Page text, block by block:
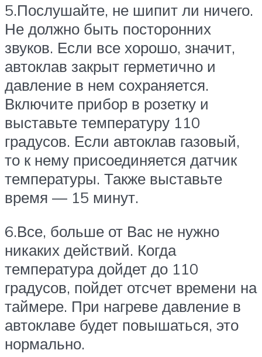
5.Послушайте, не шипит ли ничего.
Не должно быть посторонних
звуков. Если все хорошо, значит,
автоклав закрыт герметично и
давление в нем сохраняется.
Включите прибор в розетку и
выставьте температуру 110
градусов. Если автоклав газовый,
то к нему присоединяется датчик
температуры. Также выставьте
время — 15 минут.
6.Все, больше от Вас не нужно
никаких действий. Когда
температура дойдет до 110
градусов, пойдет отсчет времени на
таймере. При нагреве давление в
автоклаве будет повышаться, это
нормально.